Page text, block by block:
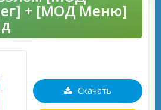
+ [МОД Меню]
Скачать